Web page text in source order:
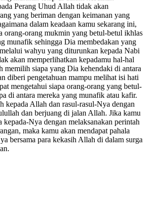
Perang Uhud Allah tidak akan
yang beriman dengan keimanan yang
dalam keadaan kamu sekarang ini,
orang-orang mukmin yang betul-betul ikhlas
munafik sehingga Dia membedakan yang
wahyu yang diturunkan kepada Nabi
akan memperlihatkan kepadamu hal-hal
memilih siapa yang Dia kehendaki di antara
diberi pengetahuan mampu melihat isi hati
mengetahui siapa orang-orang yang betul-
di antara mereka yang munafik atau kafir.
kepada Allah dan rasul-rasul-Nya dengan
dan berjuang di jalan Allah. Jika kamu
kepada-Nya dengan melaksanakan perintah
maka kamu akan mendapat pahala
bersama para kekasih Allah di dalam surga